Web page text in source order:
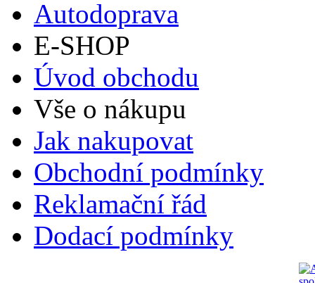
Autodoprava
E-SHOP
Úvod obchodu
Vše o nákupu
Jak nakupovat
Obchodní podmínky
Reklamační řád
Dodací podmínky